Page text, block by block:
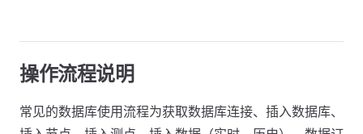
操作流程说明
常见的数据库使用流程为获取数据库连接、插入数据库、